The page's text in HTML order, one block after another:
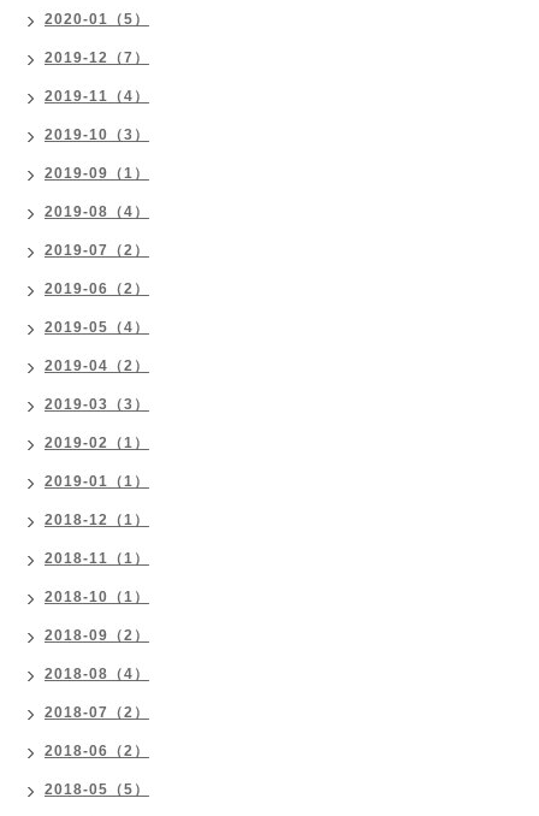
2020-01（5）
2019-12（7）
2019-11（4）
2019-10（3）
2019-09（1）
2019-08（4）
2019-07（2）
2019-06（2）
2019-05（4）
2019-04（2）
2019-03（3）
2019-02（1）
2019-01（1）
2018-12（1）
2018-11（1）
2018-10（1）
2018-09（2）
2018-08（4）
2018-07（2）
2018-06（2）
2018-05（5）